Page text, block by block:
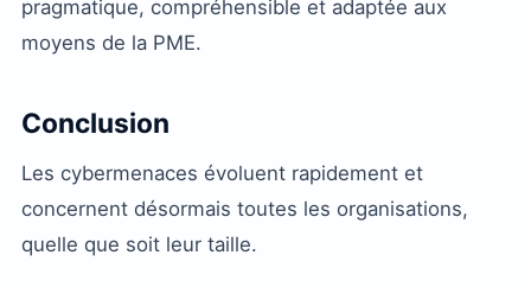
pragmatique, compréhensible et adaptée aux
moyens de la PME.
Conclusion
Les cybermenaces évoluent rapidement et
concernent désormais toutes les organisations,
quelle que soit leur taille.